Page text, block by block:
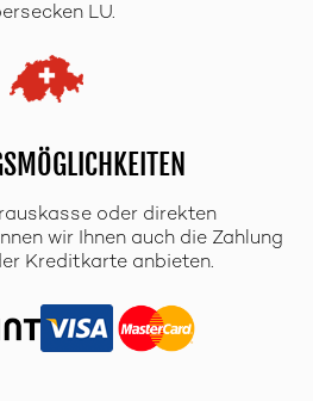
LU.
oder direkten
wir Ihnen auch die Zahlung
Kreditkarte anbieten.